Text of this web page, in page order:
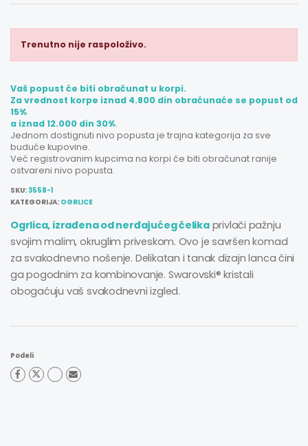
Trenutno nije raspoloživo.
Vaš popust će biti obračunat u korpi.
Za vrednost korpe iznad 4.800 din obraćunaće se popust od
15%
a iznad 12.000 din 30%.
Jednom dostignuti nivo popusta je trajna kategorija za sve
buduće kupovine.
Već registrovanim kupcima na korpi će biti obračunat ranije
ostvareni nivo popusta.
SKU:3558-1
KATEGORIJA: OGRLICE
Ogrlica, izrađena od nerđajućeg čelika privlači pažnju
svojim malim, okruglim priveskom. Ovo je savršen komad
za svakodnevno nošenje. Delikatan i tanak dizajn lanca čini
ga pogodnim za kombinovanje. Swarovski® kristali
obogaćuju vaš svakodnevni izgled.
Podeli